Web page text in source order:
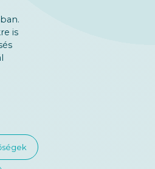
is